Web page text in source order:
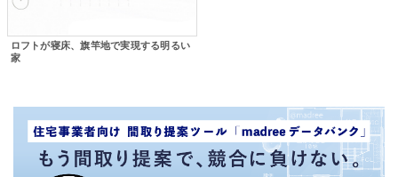
ロフトが寝床、旗竿地で実現する明るい
家